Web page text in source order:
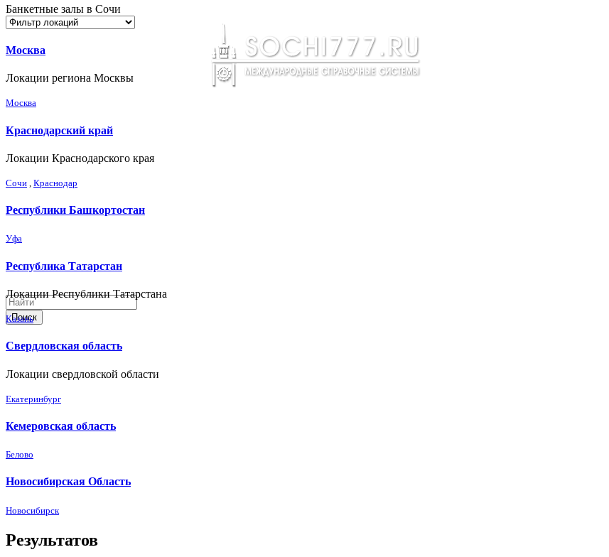
Поиск
Банкетные залы в Сочи
Москва
Локации региона Москвы
Москва
Краснодарский край
Локации Краснодарского края
Сочи Краснодар
Республики Башкортостан
Уфа
Республика Татарстан
Локации Республики Татарстана
Казань
Свердловская область
Локации свердловской области
Екатеринбург
Кемеровская область
Белово
Новосибирская Область
Новосибирск
Результатов